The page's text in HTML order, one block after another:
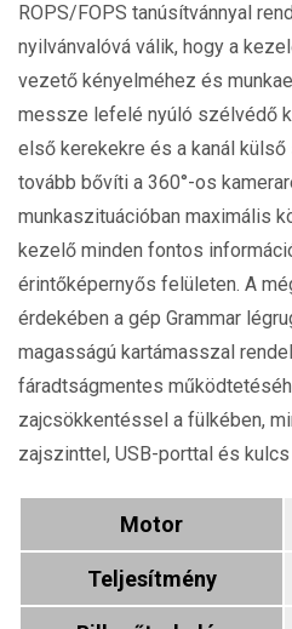
ROPS/FOPS tanúsítvánnyal
nyilvánvalóvá válik, hogy a
vezető kényelméhez és
messze lefelé nyúló szélvédő
első kerekekre és a kanál
tovább bővíti a 360°-os
munkaszituációban maximális
kezelő minden fontos
érintőképernyős felületen. A
érdekében a gép Grammar
magasságú kartámasszal
fáradtságmentes
zajcsökkentéssel a fülkében,
zajszinttel, USB-porttal és
Motor
Teljesítmény